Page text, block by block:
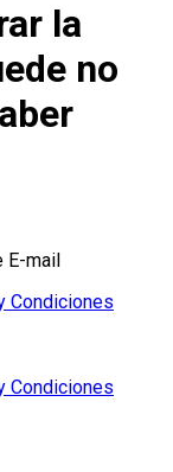
la
no
E-mail
Condiciones
Condiciones